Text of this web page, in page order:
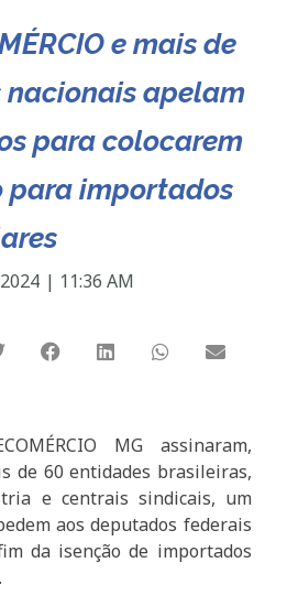
e mais de
nacionais apelam
para colocarem
para importados
| 11:36 AM
MG assinaram,
de 60 entidades brasileiras,
e centrais sindicais, um
aos deputados federais
da isenção de importados